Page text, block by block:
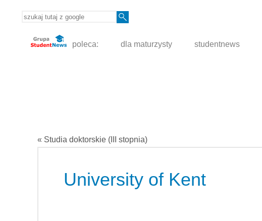
poleca: dla maturzysty studentnews
« Studia doktorskie (III stopnia)
University of Kent